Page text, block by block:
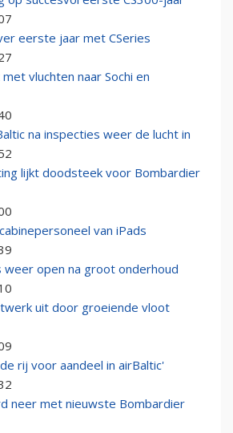
eerste jaar met CSeries
vluchten naar Sochi en
na inspecties weer de lucht in
lijkt doodsteek voor Bombardier
van iPads
weer open na groot onderhoud
uit door groeiende vloot
rij voor aandeel in airBaltic'
neer met nieuwste Bombardier